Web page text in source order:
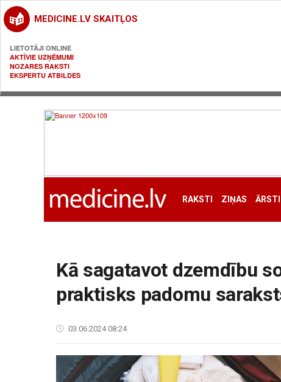
MEDICINE.LV SKAITĻOS
LIETOTĀJI ONLINE
AKTĪVIE UZŅĒMUMI
NOZARES RAKSTI
EKSPERTU ATBILDES
RAKSTI ZIŅAS
Kā sagatavot dzemdību
praktisks padomu
03.06.2024 08:24